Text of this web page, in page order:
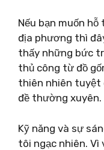
Nếu bạn muốn
địa phương thì
thấy những bức
thủ công từ đồ
thiên nhiên tuyệt
đề thường xuyên.
Kỹ năng và sự
tôi ngạc nhiên. Vì